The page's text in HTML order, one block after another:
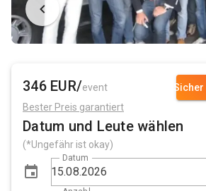
346 EUR/event
Bester Preis garantiert
Datum und Leute wählen
(*Ungefähr ist okay)
Datum